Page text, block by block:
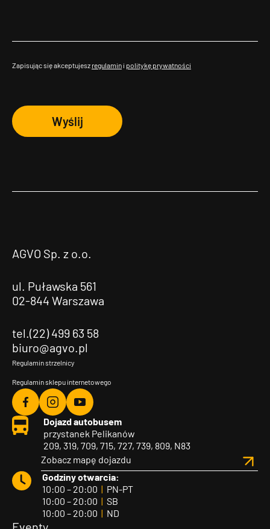
Zapisując się akceptujesz regulamin i politykę prywatności
Wyślij
AGVO Sp. z o.o.
ul. Puławska 561
02-844 Warszawa
tel.(22) 499 63 58
biuro@agvo.pl
Regulamin strzelnicy
Regulamin sklepu internetowego
Agvo
Facebook
Agvo
Instagram
Agvo
YouTube
Dojazd autobusem
przystanek Pelikanów
209, 319, 709, 715, 727, 739, 809, N83
Zobacz mapę dojazdu
Godziny otwarcia:
10:00 – 20:00 | PN-PT
10:00 – 20:00 | SB
10:00 – 20:00 | ND